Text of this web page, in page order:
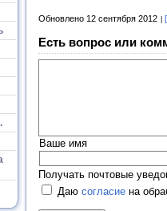
Обновлено 12 сентября 2012
Есть вопрос или
Ваше имя
Получать почтовые
Даю согласие на